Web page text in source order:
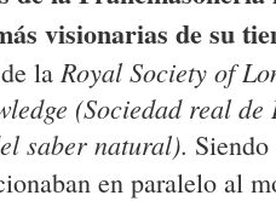
visionarias de su
la Royal Society of
(Sociedad real de
saber natural).
en paralelo al